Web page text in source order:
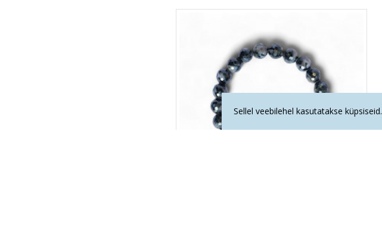
Sellel veebilehel kasutatakse küpsiseid.